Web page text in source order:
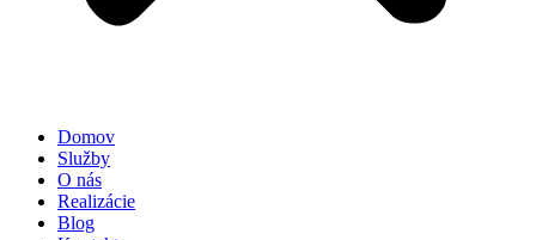
Domov
Služby
O nás
Realizácie
Blog